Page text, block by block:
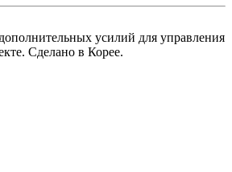
усилий для управления
Сделано в Корее.